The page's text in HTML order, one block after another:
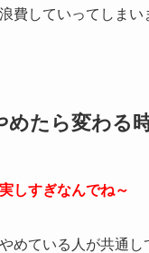
費していってしま
たら変わる
しすぎなんでね～
めている人が共通し